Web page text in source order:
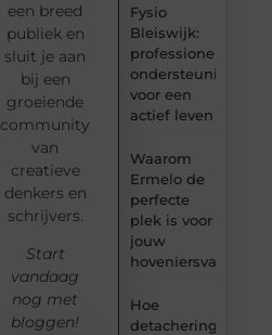
Fysio
Bleiswijk:
professionele
ondersteuning
voor een
actief leven
Waarom
Ermelo de
perfecte
plek is voor
jouw
Hoe
detachering
een breed
publiek en
sluit je aan
bij een
groeiende
community
van
creatieve
denkers en
schrijvers.
Start
vandaag
nog met
bloggen!